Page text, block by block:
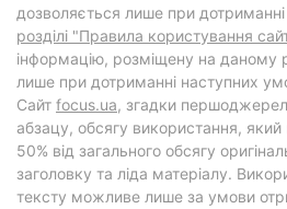
дозволяється лише при
розділі "Правила користування
інформацію, розміщену на даному
лише при дотриманні наступних
Cайт focus.ua, згадки
абзацу, обсягу використання,
50% від загального обсягу
заголовку та ліда матеріалу.
тексту можливе лише за умови